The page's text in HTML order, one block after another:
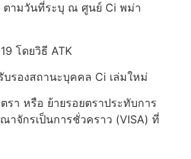
ตามวันที่ระบุ ณ ศูนย์ Ci พม่า
โดยวิธี ATK
บรองสถานะบุคคล Ci เล่มใหม่
รา หรือ ย้ายรอยตราประทับการ
จักรเป็นการชั่วคราว (VISA) ที่